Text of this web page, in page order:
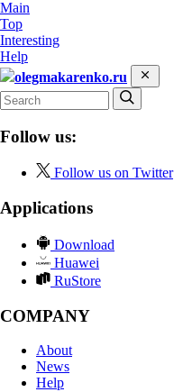
Main
Top
Interesting
Help
olegmakarenko.ru
Follow us:
Follow us on Twitter
Applications
Download
Huawei
RuStore
COMPANY
About
News
Help